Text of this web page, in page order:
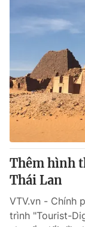
Thêm hình
Thái Lan
VTV.vn - Chính
trình "Tourist-